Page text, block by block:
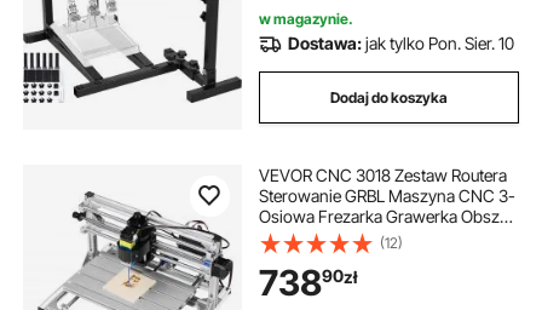
w magazynie.
Dostawa:jak tylko Pon. Sier. 10
Dodaj do koszyka
VEVOR CNC 3018 Zestaw Routera
Sterowanie GRBL Maszyna CNC 3-
Osiowa Frezarka Grawerka Obszar
Roboczy XYZ 300x180x45mm z
Głowicą Laserową 500mW do
Plastiku Akrylowego PCB Rzeźba w
Drewnie PCV (500 mW)
(12)
73890zł